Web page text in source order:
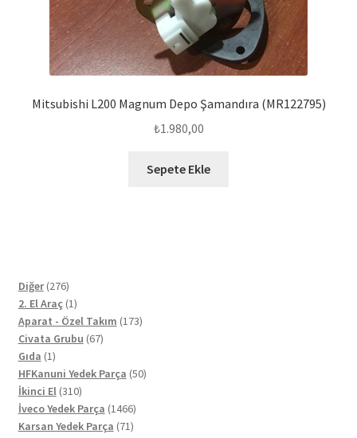
Mitsubishi L200 Magnum Depo Şamandıra (MR122795)
₺1.980,00
Sepete Ekle
Diğer 276276
ürün
2. El Araç 11
ürün
Aparat - Özel Takım 173173
Civata Grubu 6767
Gıda 11
ürün
HFKanuni Yedek Parça 5050
İkinci El 310310
ürün
İveco Yedek Parça 14661466
ürün
Karsan Yedek Parça 7171